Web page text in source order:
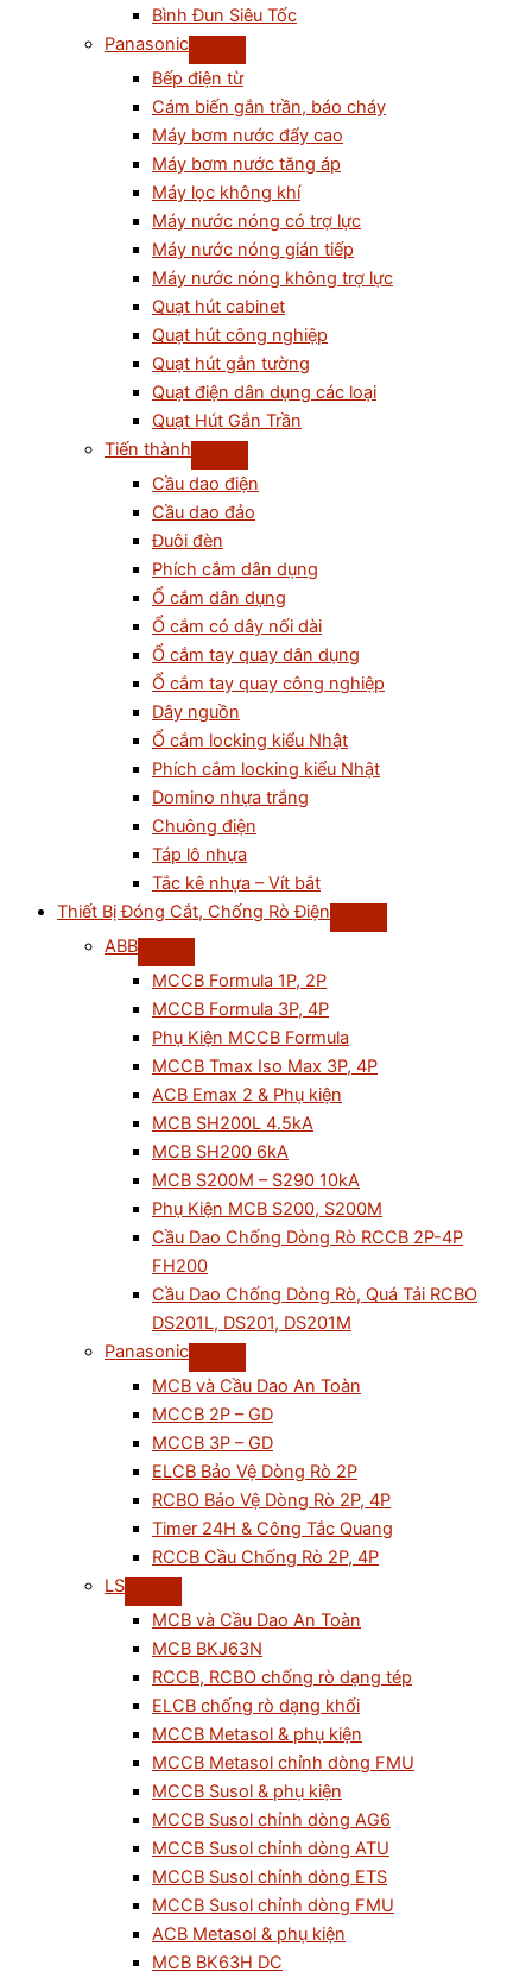
Bình Đun Siêu Tốc
Panasonic
Bếp điện từ
Cám biến gắn trần, báo cháy
Máy bơm nước đẩy cao
Máy bơm nước tăng áp
Máy lọc không khí
Máy nước nóng có trợ lực
Máy nước nóng gián tiếp
Máy nước nóng không trợ lực
Quạt hút cabinet
Quạt hút công nghiệp
Quạt hút gắn tường
Quạt điện dân dụng các loại
Quạt Hút Gắn Trần
Tiến thành
Cầu dao điện
Cầu dao đảo
Đuôi đèn
Phích cắm dân dụng
Ổ cắm dân dụng
Ổ cắm có dây nối dài
Ổ cắm tay quay dân dụng
Ổ cắm tay quay công nghiệp
Dây nguồn
Ổ cắm locking kiểu Nhật
Phích cắm locking kiểu Nhật
Domino nhựa trắng
Chuông điện
Táp lô nhựa
Tắc kê nhựa – Vít bắt
Thiết Bị Đóng Cắt, Chống Rò Điện
ABB
MCCB Formula 1P, 2P
MCCB Formula 3P, 4P
Phụ Kiện MCCB Formula
MCCB Tmax Iso Max 3P, 4P
ACB Emax 2 & Phụ kiện
MCB SH200L 4.5kA
MCB SH200 6kA
MCB S200M – S290 10kA
Phụ Kiện MCB S200, S200M
Cầu Dao Chống Dòng Rò RCCB 2P-4P
FH200
Cầu Dao Chống Dòng Rò, Quá Tải RCBO
DS201L, DS201, DS201M
Panasonic
MCB và Cầu Dao An Toàn
MCCB 2P – GD
MCCB 3P – GD
ELCB Bảo Vệ Dòng Rò 2P
RCBO Bảo Vệ Dòng Rò 2P, 4P
Timer 24H & Công Tắc Quang
RCCB Cầu Chống Rò 2P, 4P
LS
MCB và Cầu Dao An Toàn
MCB BKJ63N
RCCB, RCBO chống rò dạng tép
ELCB chống rò dạng khối
MCCB Metasol & phụ kiện
MCCB Metasol chỉnh dòng FMU
MCCB Susol & phụ kiện
MCCB Susol chỉnh dòng AG6
MCCB Susol chỉnh dòng ATU
MCCB Susol chỉnh dòng ETS
MCCB Susol chỉnh dòng FMU
ACB Metasol & phụ kiện
MCB BK63H DC